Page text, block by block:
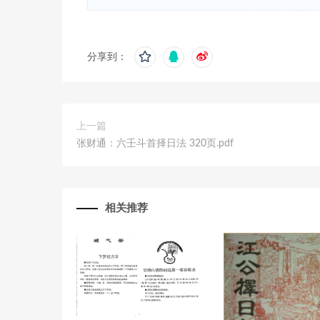
分享到：
上一篇
张财通：六壬斗首择日法 320页.pdf
相关推荐